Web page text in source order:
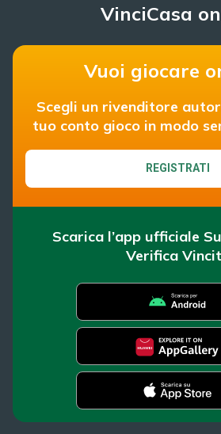
VinciCasa
Vuoi giocare
Scegli un rivenditore
tuo conto gioco in modo
REGISTRATI
Scarica l’app ufficiale
Verifica
SuperEnalotto